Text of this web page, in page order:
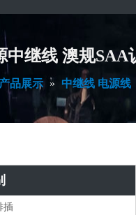
中继线 澳规SAA
产品展示 » 中继线 电源线
插